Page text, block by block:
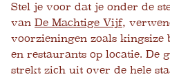
Stel je voor dat je onder de
van De Machtige Vijf,
voorzieningen zoals kingsize
en restaurants op locatie. De
strekt zich uit over de hele